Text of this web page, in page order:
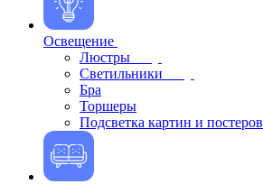
Освещение
Люстры
Светильники
Бра
Торшеры
Подсветка картин и постеров